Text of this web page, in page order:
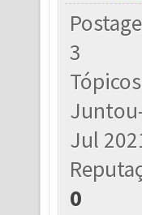
3
Jul
0